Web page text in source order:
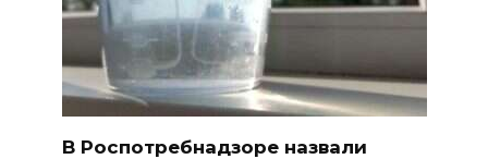
В Роспотребнадзоре назвали